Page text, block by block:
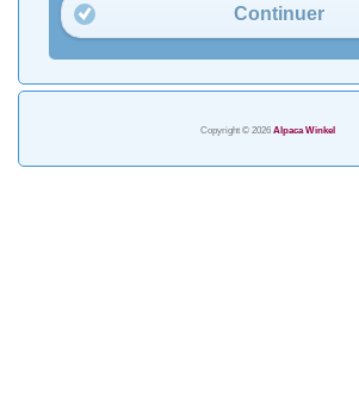
Continuer
Copyright © 2026 Alpaca Winkel